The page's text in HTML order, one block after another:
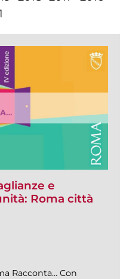
e
Roma città
Racconta… Con